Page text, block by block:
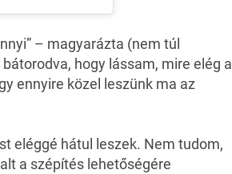
– magyarázta (nem túl
hogy lássam, mire elég a
ennyire közel leszünk ma az
eléggé hátul leszek. Nem tudom,
a szépítés lehetőségére